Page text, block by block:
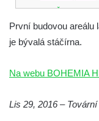
Dům U Ferusů
Českých
Biskupská
První budovou areálu
je bývalá stáčírna.
Na webu BOHEMIA
Lis 29, 2016 –